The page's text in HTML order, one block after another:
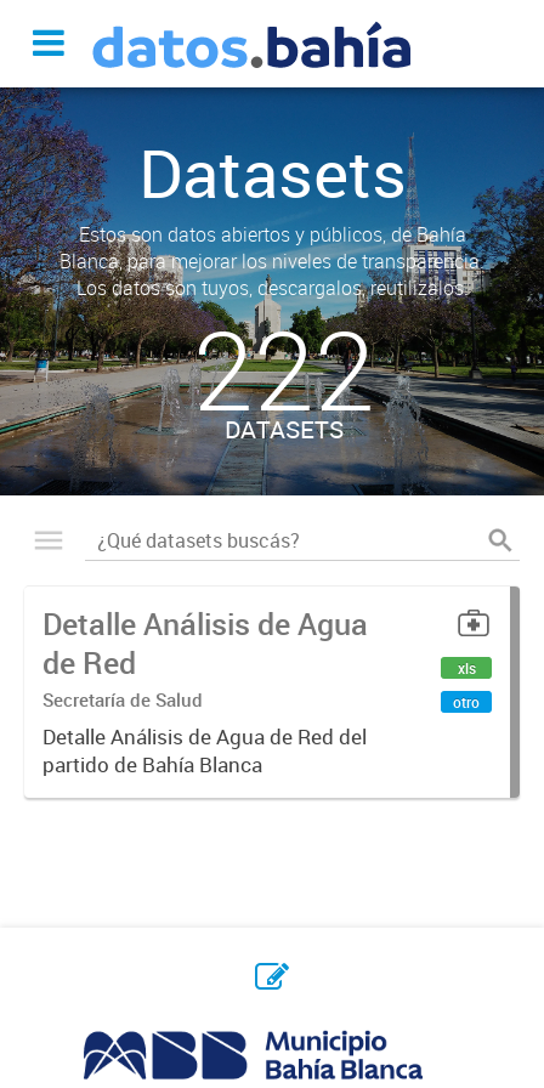
Datasets
Estos son datos abiertos y públicos, de Bahía
Blanca, para mejorar los niveles de transparencia.
Los datos son tuyos, descargalos, reutilizalos.
222
DATASETS
Detalle Análisis de Agua
de Red
Secretaría de Salud
Detalle Análisis de Agua de Red del
partido de Bahía Blanca
xls
otro